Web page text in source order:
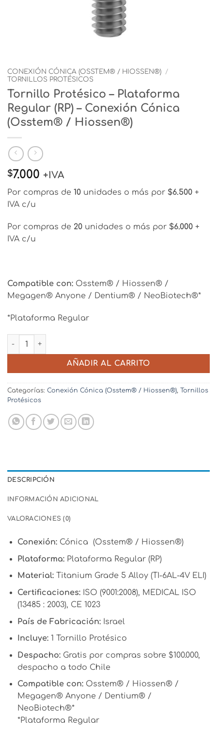
CONEXIÓN CÓNICA (OSSTEM® / HIOSSEN®) /
TORNILLOS PROTÉSICOS
Tornillo Protésico – Plataforma
Regular (RP) – Conexión Cónica
(Osstem® / Hiossen®)
$7.000 +IVA
Por compras de 10 unidades o más por $6.500 +
IVA c/u
Por compras de 20 unidades o más por $6.000 +
IVA c/u
Compatible con: Osstem® / Hiossen® /
Megagen® Anyone / Dentium® / NeoBiotech®*
*Plataforma Regular
Tornillo Protésico - Plataforma Regular (RP) – Conexión
AÑADIR AL CARRITO
Categorías: Conexión Cónica (Osstem® / Hiossen®),
Tornillos
Protésicos
DESCRIPCIÓN
INFORMACIÓN ADICIONAL
VALORACIONES (0)
Conexión:Cónica (Osstem® / Hiossen®)
Plataforma:Plataforma Regular (RP)
Material:Titanium Grade 5 Alloy (TI-6AL-4V ELI)
Certificaciones:ISO (9001:2008), MEDICAL ISO
(13485 : 2003), CE 1023
País de Fabricación:Israel
Incluye:1 Tornillo Protésico
Despacho:Gratis por compras sobre $100.000,
despacho a todo Chile
Compatible con:Osstem® / Hiossen® /
Megagen® Anyone / Dentium® /
NeoBiotech®*
*Plataforma Regular